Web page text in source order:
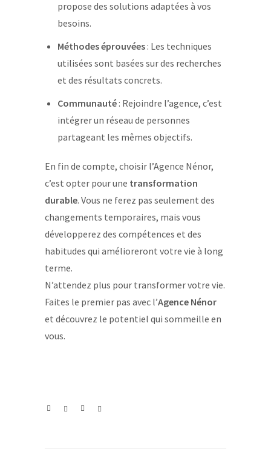
propose des solutions adaptées à vos
besoins.
Méthodes éprouvées: Les techniques
utilisées sont basées sur des recherches
et des résultats concrets.
Communauté: Rejoindre l’agence, c’est
intégrer un réseau de personnes
partageant les mêmes objectifs.
En fin de compte, choisir l’Agence Nénor,
c’est opter pour une transformation
durable. Vous ne ferez pas seulement des
changements temporaires, mais vous
développerez des compétences et des
habitudes qui amélioreront votre vie à long
terme.
N’attendez plus pour transformer votre vie.
Faites le premier pas avec l’Agence Nénor
et découvrez le potentiel qui sommeille en
vous.